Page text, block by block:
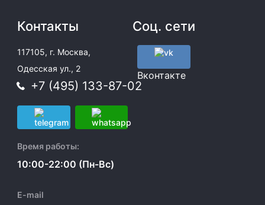
Контакты
117105, г. Москва,
Одесская ул., 2
+7 (495) 133-87-02
Время работы:
10:00-22:00 (Пн-Вс)
E-mail
Соц. сети
Вконтакте